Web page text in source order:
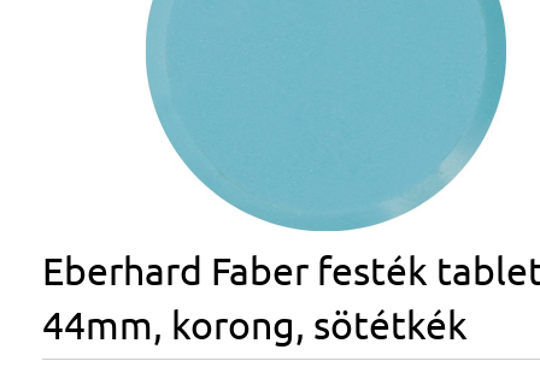
Eberhard Faber festék
44mm, korong, sötétkék